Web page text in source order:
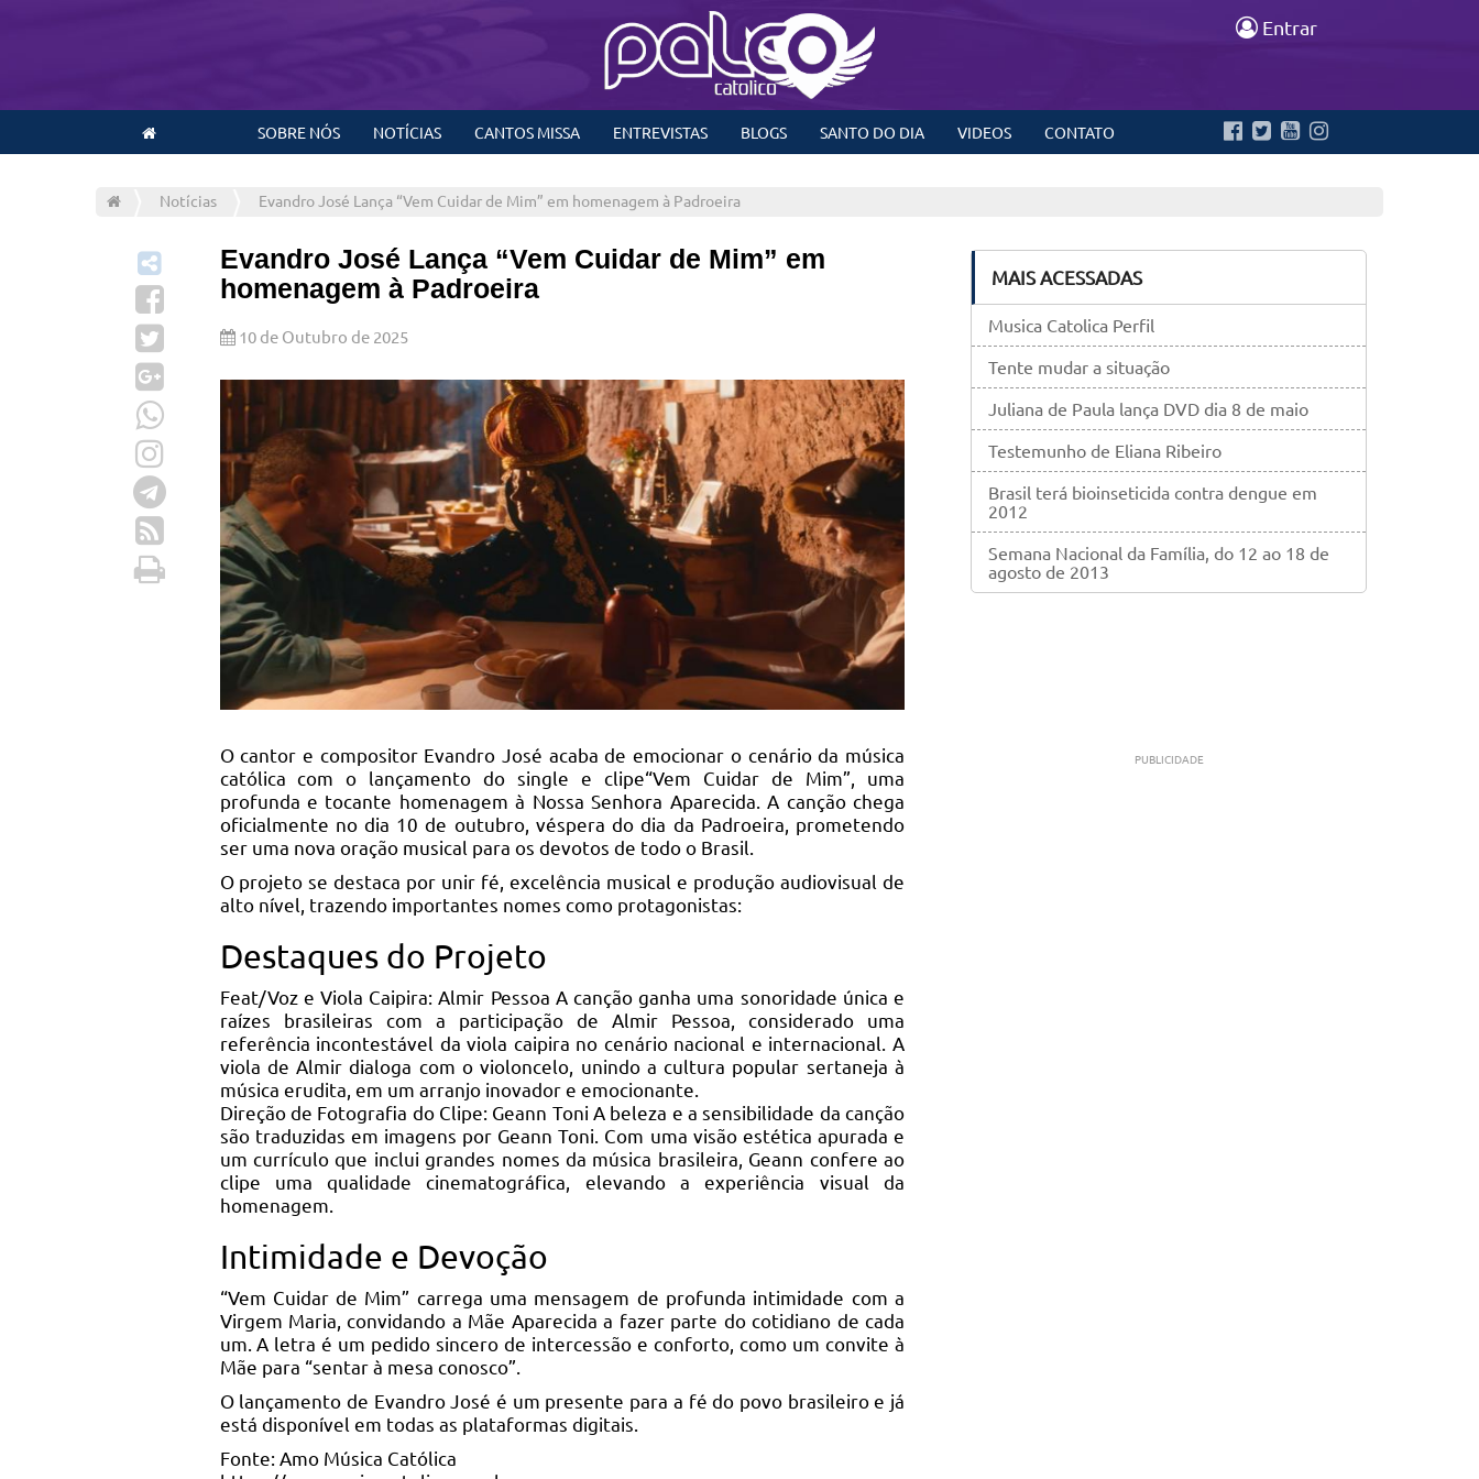
Entrar
SOBRE NÓS NOTÍCIAS CANTOS MISSA ENTREVISTAS BLOGS SANTO DO DIA VIDEOS CONTATO
Notícias Evandro José Lança “Vem Cuidar de Mim” em homenagem à Padroeira
Evandro José Lança “Vem Cuidar de Mim” em
homenagem à Padroeira
10 de Outubro de 2025
O cantor e compositor Evandro José acaba de emocionar o cenário da música
católica com o lançamento do single e clipe“Vem Cuidar de Mim”, uma
profunda e tocante homenagem à Nossa Senhora Aparecida. A canção chega
oficialmente no dia 10 de outubro, véspera do dia da Padroeira, prometendo
ser uma nova oração musical para os devotos de todo o Brasil.
O projeto se destaca por unir fé, excelência musical e produção audiovisual de
alto nível, trazendo importantes nomes como protagonistas:
Destaques do Projeto
Feat/Voz e Viola Caipira: Almir Pessoa A canção ganha uma sonoridade única e
raízes brasileiras com a participação de Almir Pessoa, considerado uma
referência incontestável da viola caipira no cenário nacional e internacional. A
viola de Almir dialoga com o violoncelo, unindo a cultura popular sertaneja à
música erudita, em um arranjo inovador e emocionante.
Direção de Fotografia do Clipe: Geann Toni A beleza e a sensibilidade da canção
são traduzidas em imagens por Geann Toni. Com uma visão estética apurada e
um currículo que inclui grandes nomes da música brasileira, Geann confere ao
clipe uma qualidade cinematográfica, elevando a experiência visual da
homenagem.
Intimidade e Devoção
“Vem Cuidar de Mim” carrega uma mensagem de profunda intimidade com a
Virgem Maria, convidando a Mãe Aparecida a fazer parte do cotidiano de cada
um. A letra é um pedido sincero de intercessão e conforto, como um convite à
Mãe para “sentar à mesa conosco”.
O lançamento de Evandro José é um presente para a fé do povo brasileiro e já
está disponível em todas as plataformas digitais.
Fonte: Amo Música Católica
MAIS ACESSADAS
Musica Catolica Perfil
Tente mudar a situação
Juliana de Paula lança DVD dia 8 de maio
Testemunho de Eliana Ribeiro
Brasil terá bioinseticida contra dengue em
2012
Semana Nacional da Família, do 12 ao 18 de
agosto de 2013
PUBLICIDADE